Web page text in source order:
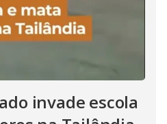
invade escola